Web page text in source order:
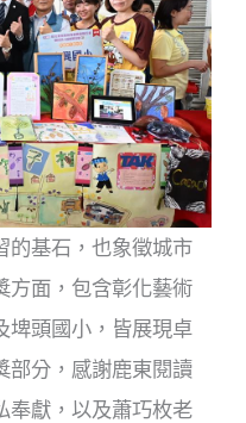
的基石，也象徵城市
方面，包含彰化藝術
埤頭國小，皆展現卓
部分，感謝鹿東閱讀
奉獻，以及蕭巧枚老